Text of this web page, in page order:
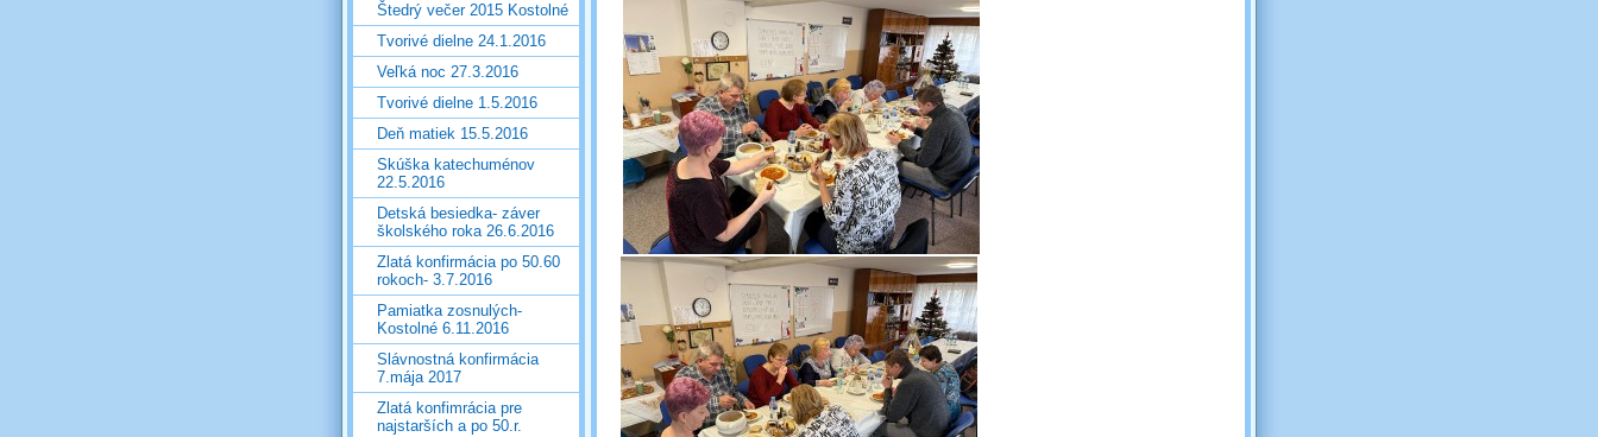
Štedrý večer 2015 Kostolné
Tvorivé dielne 24.1.2016
Veľká noc 27.3.2016
Tvorivé dielne 1.5.2016
Deň matiek 15.5.2016
Skúška katechuménov
22.5.2016
Detská besiedka- záver
školského roka 26.6.2016
Zlatá konfirmácia po 50.60
rokoch- 3.7.2016
Pamiatka zosnulých-
Kostolné 6.11.2016
Slávnostná konfirmácia
7.mája 2017
Zlatá konfimrácia pre
najstarších a po 50.r.